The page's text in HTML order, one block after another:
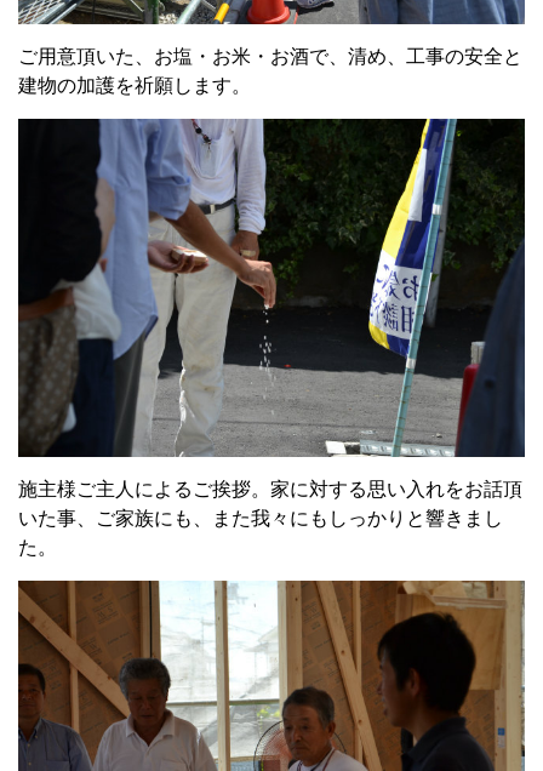
ご用意頂いた、お塩・お米・お酒で、清め、工事の安全と
建物の加護を祈願します。
施主様ご主人によるご挨拶。家に対する思い入れをお話頂
いた事、ご家族にも、また我々にもしっかりと響きまし
た。